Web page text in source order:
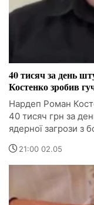
40 тисяч за день
Костенко зробив
Нардеп Роман
40 тисяч грн за
ядерної загрози з
21:00 02.05